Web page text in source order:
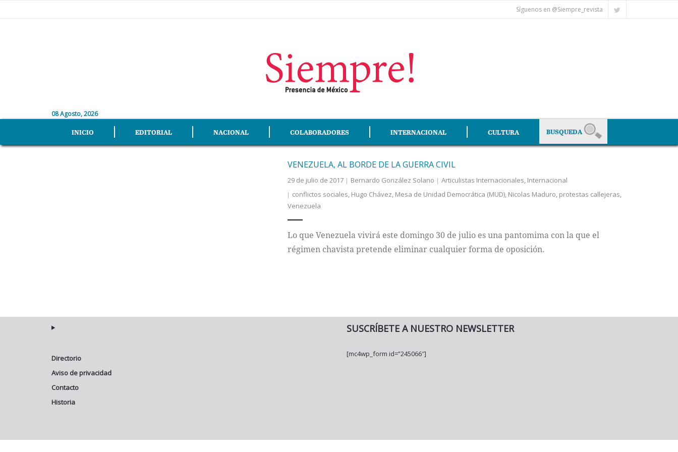
Síguenos en @Siempre_revista
08 Agosto, 2026
INICIO EDITORIAL NACIONAL COLABORADORES INTERNACIONAL CULTURA
VENEZUELA, AL BORDE DE LA GUERRA CIVIL
29 de julio de 2017 Bernardo González Solano Articulistas Internacionales, Internacional
conflictos sociales, Hugo Chávez, Mesa de Unidad Democrática (MUD), Nicolas Maduro, protestas callejeras,
Venezuela
Lo que Venezuela vivirá este domingo 30 de julio es una pantomima con la que el
régimen chavista pretende eliminar cualquier forma de oposición.
Directorio
Aviso de privacidad
Contacto
Historia
SUSCRÍBETE A NUESTRO NEWSLETTER
[mc4wp_form id=”245066″]